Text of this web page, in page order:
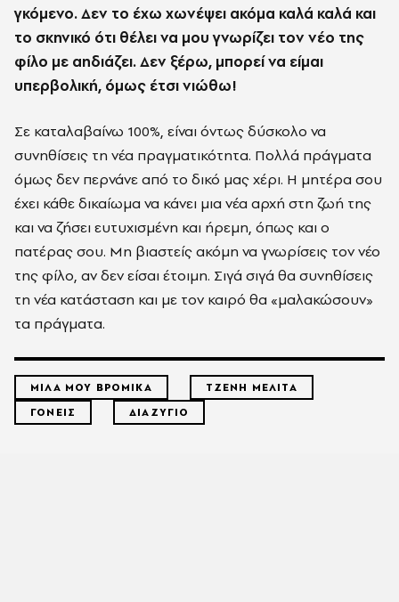
γκόμενο. Δεν το έχω χωνέψει ακόμα καλά καλά και
το σκηνικό ότι θέλει να μου γνωρίζει τον νέο της
φίλο με αηδιάζει. Δεν ξέρω, μπορεί να είμαι
υπερβολική, όμως έτσι νιώθω!
Σε καταλαβαίνω 100%, είναι όντως δύσκολο να
συνηθίσεις τη νέα πραγματικότητα. Πολλά πράγματα
όμως δεν περνάνε από το δικό μας χέρι. Η μητέρα σου
έχει κάθε δικαίωμα να κάνει μια νέα αρχή στη ζωή της
και να ζήσει ευτυχισμένη και ήρεμη, όπως και ο
πατέρας σου. Μη βιαστείς ακόμη να γνωρίσεις τον νέο
της φίλο, αν δεν είσαι έτοιμη. Σιγά σιγά θα συνηθίσεις
τη νέα κατάσταση και με τον καιρό θα «μαλακώσουν»
τα πράγματα.
ΜΙΛΑ ΜΟΥ ΒΡΟΜΙΚΑ
ΤΖΕΝΗ ΜΕΛΙΤΑ
ΓΟΝΕΙΣ
ΔΙΑΖΥΓΙΟ